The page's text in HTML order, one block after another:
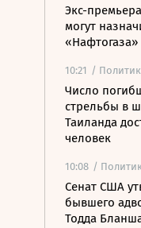
Экс-
могут
«Нафтогаза»
10:21 /
Число
стрельбы в
Таиланда
человек
10:08 /
Сенат США
бывшего
Тодда